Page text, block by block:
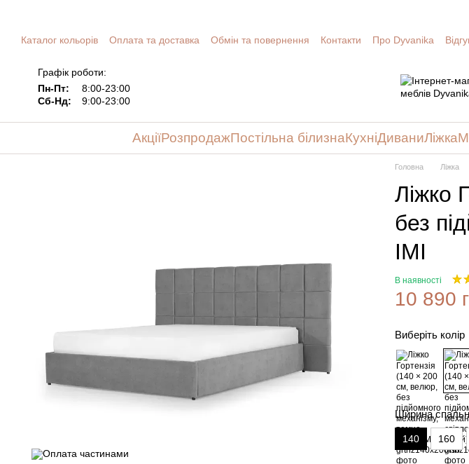
Каталог кольорів Оплата та доставка Обмін та повернення Контакти Про Dyvanika
Графік роботи:
Пн-Пт:
8:00-23:00
Сб-Нд:
9:00-23:00
АкціїРозпродажПостільна білизнаКухніДиваниЛіжка
Головна Ліжка
Ліжко
без
IMI
В наявності
10 890
Виберіть колір
Ширина
140 160